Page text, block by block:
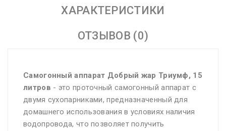
ХАРАКТЕРИСТИКИ
ОТЗЫВОВ (0)
Самогонный аппарат Добрый жар Триумф, 15
литров - это проточный самогонный аппарат с
двумя сухопарниками, предназначенный для
домашнего использования в условиях наличия
водопровода, что позволяет получить